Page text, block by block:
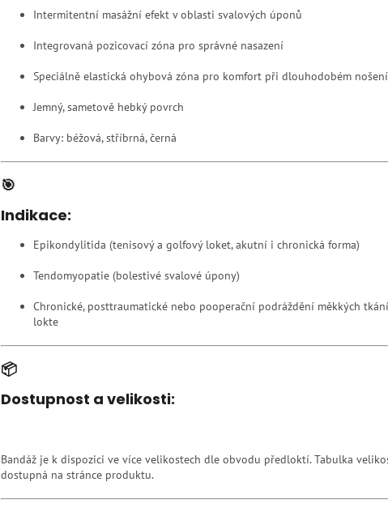
Intermitentní masážní efekt v oblasti svalových úponů
Integrovaná pozicovací zóna pro správné nasazení
Speciálně elastická ohybová zóna pro komfort při dlouhodobém nošení
Jemný, sametově hebký povrch
Barvy: béžová, stříbrná, černá
🎯
Indikace:
Epikondylitida (tenisový a golfový loket, akutní i chronická forma)
Tendomyopatie (bolestivé svalové úpony)
Chronické, posttraumatické nebo pooperační podráždění měkkých
lokte
📦
Dostupnost a velikosti:
Bandáž je k dispozici ve více velikostech dle obvodu předloktí. Tabulka
dostupná na stránce produktu.